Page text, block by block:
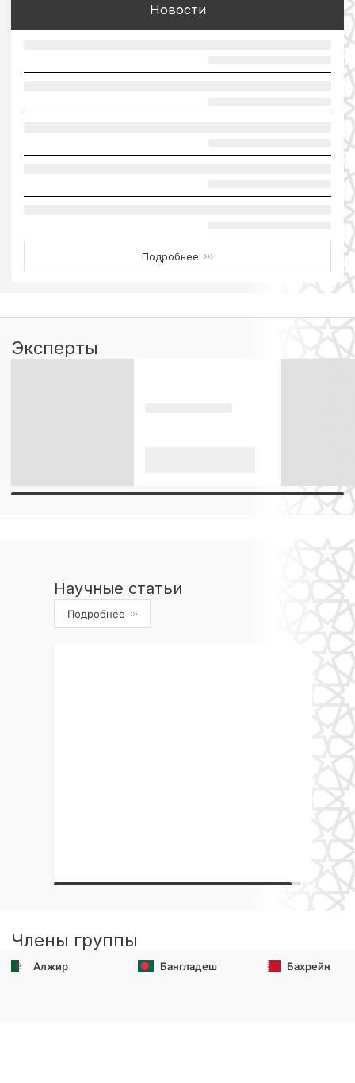
Новости
Подробнее ›››
Эксперты
Научные статьи
Подробнее ›››
Члены группы
Алжир Бангладеш Бахрейн